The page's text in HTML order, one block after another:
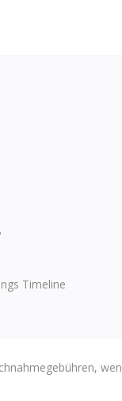
Timeline